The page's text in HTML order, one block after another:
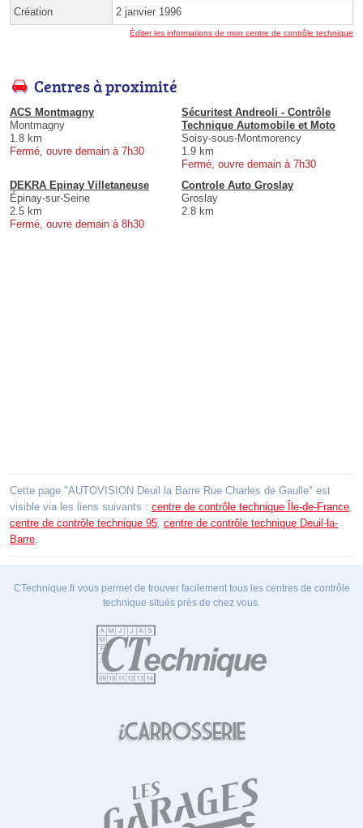
Création 2 janvier 1996
Éditer les informations de mon centre de contrôle technique
Centres à proximité
ACS Montmagny
Montmagny
1.8 km
Fermé, ouvre demain à 7h30
Sécuritest Andreoli - Contrôle
Technique Automobile et Moto
Soisy-sous-Montmorency
1.9 km
Fermé, ouvre demain à 7h30
DEKRA Epinay Villetaneuse
Épinay-sur-Seine
2.5 km
Fermé, ouvre demain à 8h30
Controle Auto Groslay
Groslay
2.8 km
Cette page "AUTOVISION Deuil la Barre Rue Charles de Gaulle" est
visible via les liens suivants : centre de contrôle technique Île-de-France,
centre de contrôle technique 95, centre de contrôle technique Deuil-la-
Barre.
CTechnique.fr vous permet de trouver facilement tous les centres de contrôle
technique situés près de chez vous.